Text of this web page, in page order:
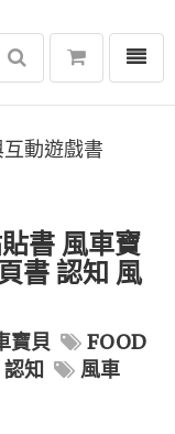
選單
動遊戲書
書 風車寶
書 認知 風
寶貝
FOOD
認知 風車